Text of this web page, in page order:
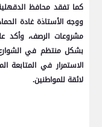
كما تفقد محافظ
ووجه الأستاذة غادة
مشروعات الرصف، وأكد
بشكل منتظم في الشوارع
الاستمرار في المتابعة
لائقة للمواطنين.